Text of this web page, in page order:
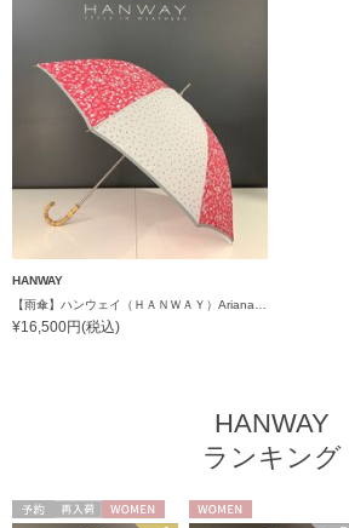
HANWAY
【雨傘】ハンウェイ（ＨＡＮＷＡＹ）Ariana（アリアナ）
¥16,500円(税込)
HANWAY
ランキング